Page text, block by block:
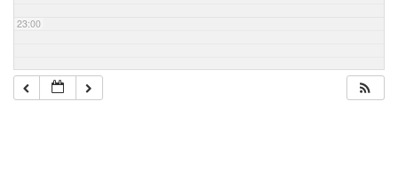
23:00